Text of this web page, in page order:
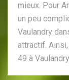
mieux. Pour
un peu
Vaulandry
attractif.
49 à